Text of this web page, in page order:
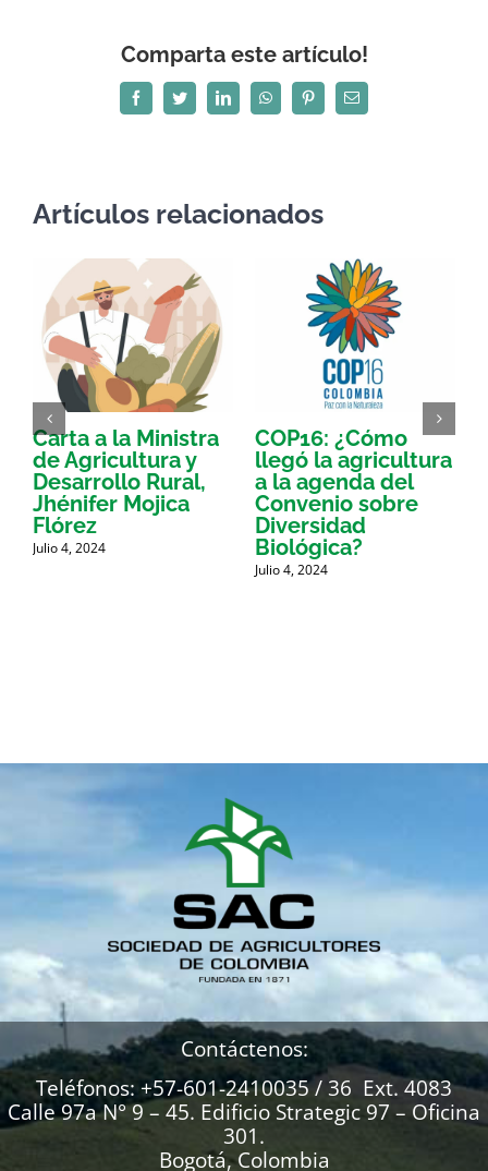
Comparta este artículo!
FacebookTwitterLinkedInWhatsAppPinterestCorreo
electrónico
Artículos relacionados
Carta a la Ministra
de Agricultura y
Desarrollo Rural,
Jhénifer Mojica
Flórez
Julio 4, 2024
COP16: ¿Cómo
llegó la agricultura
a la agenda del
Convenio sobre
Diversidad
Biológica?
Julio 4, 2024
Contáctenos:
Teléfonos: +57-601-2410035 / 36 Ext. 4083
Calle 97a N° 9 – 45. Edificio Strategic 97 – Oficina
301.
Bogotá, Colombia